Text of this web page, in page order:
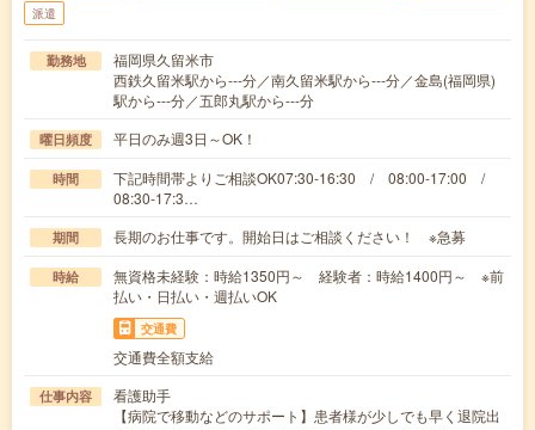
派遣
勤務地
福岡県久留米市
西鉄久留米駅から---分／南久留米駅から---分／金島(福岡県)
駅から---分／五郎丸駅から---分
曜日頻度 平日のみ週3日～OK！
時間
下記時間帯よりご相談OK07:30-16:30 / 08:00-17:00 /
08:30-17:3…
期間 長期のお仕事です。開始日はご相談ください！ ※急募
時給
無資格未経験：時給1350円～ 経験者：時給1400円～ ※前
払い・日払い・週払いOK
交通費
交通費全額支給
仕事内容
看護助手
【病院で移動などのサポート】患者様が少しでも早く退院出